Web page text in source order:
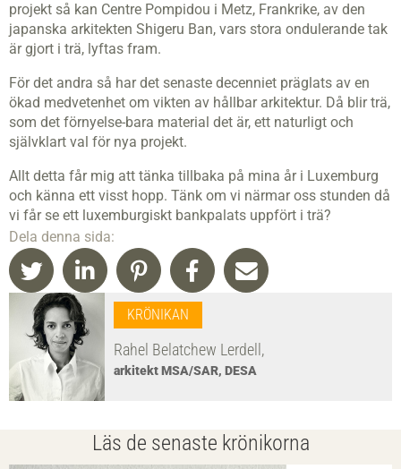
projekt så kan Centre Pompidou i Metz, Frankrike, av den
japanska arkitekten Shigeru Ban, vars stora ondulerande tak
är gjort i trä, lyftas fram.
För det andra så har det senaste decenniet präglats av en
ökad medvetenhet om vikten av hållbar arkitektur. Då blir trä,
som det förnyelse-bara material det är, ett naturligt och
självklart val för nya projekt.
Allt detta får mig att tänka tillbaka på mina år i Luxemburg
och känna ett visst hopp. Tänk om vi närmar oss stunden då
vi får se ett luxemburgiskt bankpalats uppfört i trä?
Dela denna sida:
KRÖNIKAN
Rahel Belatchew Lerdell,
arkitekt MSA/SAR, DESA
Läs de senaste krönikorna